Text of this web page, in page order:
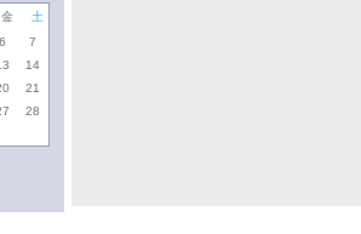
金
土
6
7
14
21
28